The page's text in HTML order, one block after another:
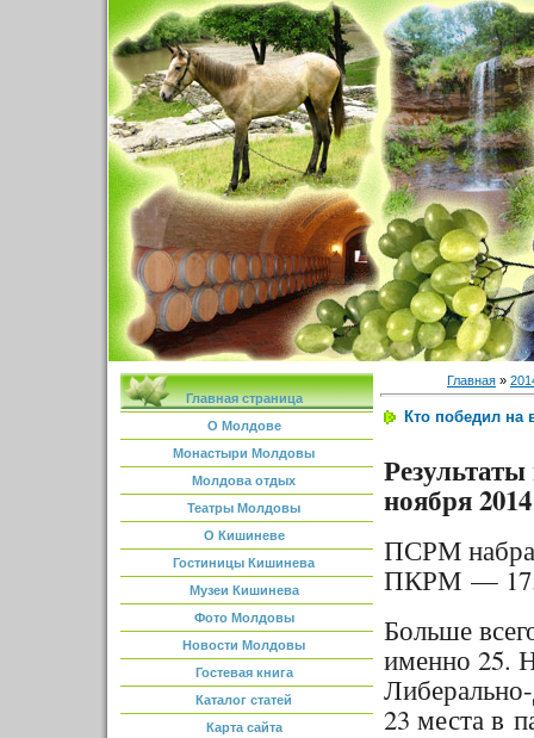
Главная страница
О Молдове
Монастыри Молдовы
Молдова отдых
Театры Молдовы
О Кишиневе
Гостиницы Кишинева
Музеи Кишинева
Фото Молдовы
Новости Молдовы
Гостевая книга
Каталог статей
Карта сайта
Главная »
Кто победил на
ноября
ПСРМ
ПКРМ —
Больше
именно 25.
23 места в